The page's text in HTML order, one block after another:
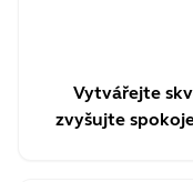
Vytvářejte
zvyšujte